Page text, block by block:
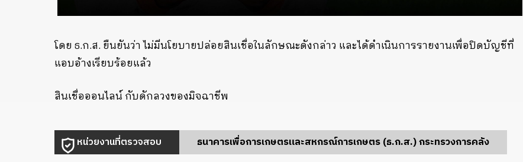
โดย ธ.ก.ส. ยืนยันว่า ไม่มีนโยบายปล่อยสินเชื่อในลักษณะดังกล่าว และได้ดำเนินการรายงานเพื่อปิดบัญชีที่
แอบอ้างเรียบร้อยแล้ว
สินเชื่อออนไลน์ กับดักลวงของมิจฉาชีพ
หน่วยงานที่ตรวจสอบ ธนาคารเพื่อการเกษตรและสหกรณ์การเกษตร (ธ.ก.ส.) กระทรวงการคลัง